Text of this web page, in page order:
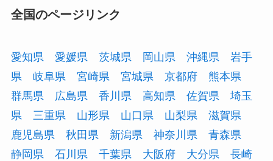
全国のページリンク
愛知県 愛媛県 茨城県 岡山県 沖縄県
岩手
県
岐阜県 宮崎県 宮城県 京都府
熊本県
群馬県
広島県 香川県 高知県 佐賀県
埼玉
県
三重県 山形県 山口県 山梨県
滋賀県
鹿児島県
秋田県 新潟県 神奈川県
青森県
静岡県
石川県 千葉県 大阪府 大分県
長崎